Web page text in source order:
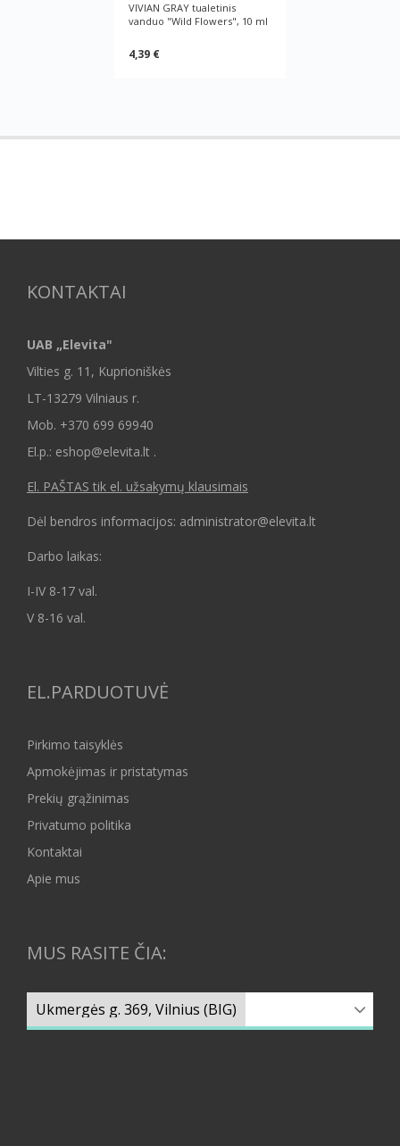
VIVIAN GRAY tualetinis
vanduo "Wild Flowers", 10 ml
4,39 €
KONTAKTAI
UAB „Elevita"
Vilties g. 11, Kuprioniškės
LT-13279 Vilniaus r.
Mob. +370 699 69940
El.p.: eshop@elevita.lt .
El. PAŠTAS tik el. užsakymų klausimais
Dėl bendros informacijos: administrator@elevita.lt
Darbo laikas:
I-IV 8-17 val.
V 8-16 val.
EL.PARDUOTUVĖ
Pirkimo taisyklės
Apmokėjimas ir pristatymas
Prekių grąžinimas
Privatumo politika
Kontaktai
Apie mus
MUS RASITE ČIA: